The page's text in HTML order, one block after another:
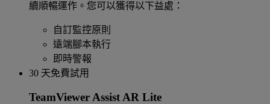
續順暢運作。您可以獲得以下益處：
自訂監控原則
遠端腳本執行
即時警報
30 天免費試用
TeamViewer Assist AR Lite